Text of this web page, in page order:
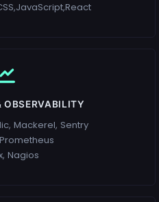
OBSERVABILITY
Mackerel, Sentry
Nagios